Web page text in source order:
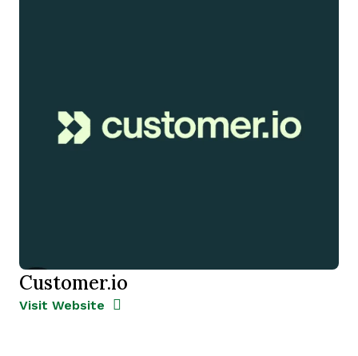
Customer.io
Opens new window
Visit Website Opens New Window